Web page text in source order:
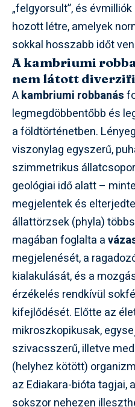
„felgyorsult”, és
hozott létre, amelyek
sokkal hosszabb időt
A kambriumi
nem látott
Akambriumi robbanás
legmegdöbbentőbb és
a földtörténetben.
viszonylag egyszerű,
szimmetrikus
geológiai idő alatt –
megjelentek és
állattörzsek (phyla)
magában foglalta a
megjelenését, a
kialakulását, és a
érzékelés rendkívül
kifejlődését. Előtte az
mikroszkopikusak,
szivacsszerű, illetve
(helyhez kötött)
az Ediakara-bióta tagjai,
sokszor nehezen